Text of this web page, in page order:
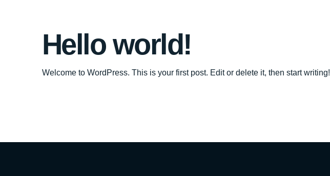
Hello world!
Welcome to WordPress. This is your first post. Edit or delete it, then start writing!